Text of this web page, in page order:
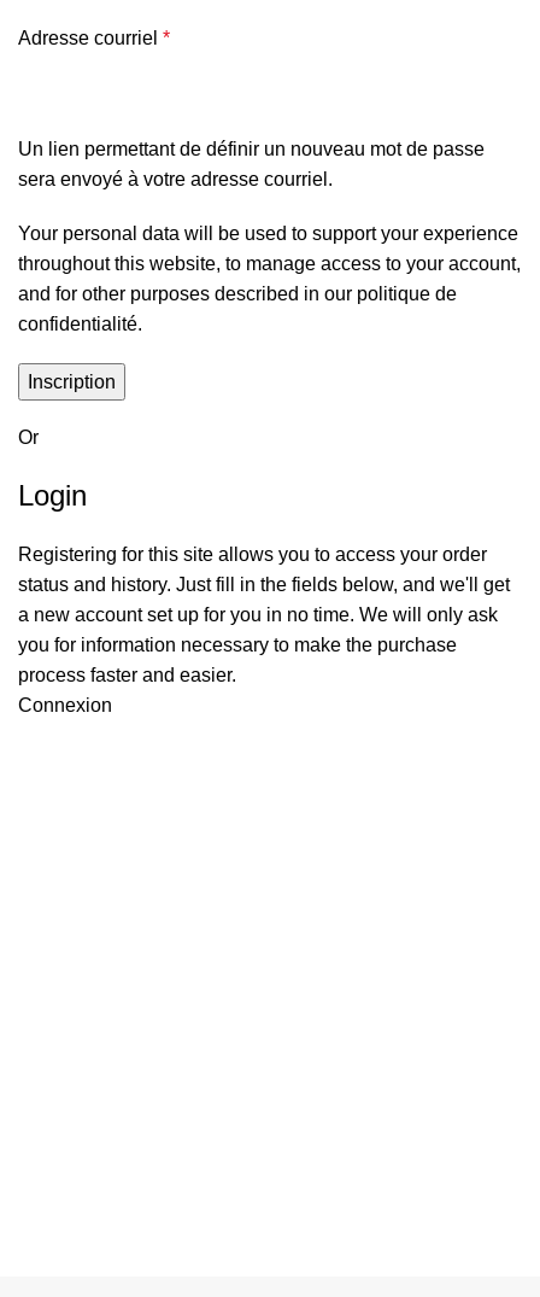
Adresse courriel *
Un lien permettant de définir un nouveau mot de passe
sera envoyé à votre adresse courriel.
Your personal data will be used to support your experience
throughout this website, to manage access to your account,
and for other purposes described in our politique de
confidentialité.
Inscription
Or
Login
Registering for this site allows you to access your order
status and history. Just fill in the fields below, and we'll get
a new account set up for you in no time. We will only ask
you for information necessary to make the purchase
process faster and easier.
Connexion